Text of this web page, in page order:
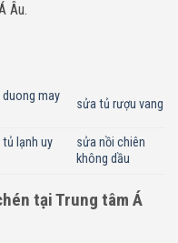
Âu.
duong may
sửa tủ rượu vang
lạnh uy
sửa nồi chiên
không dầu
tại Trung tâm Á